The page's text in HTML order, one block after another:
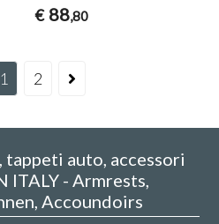
€ 88,80
1 2
auto, accessori
ITALY - Armrests,
Accoundoirs